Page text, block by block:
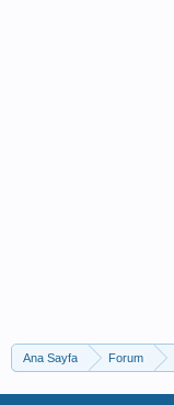
Ana Sayfa Forum